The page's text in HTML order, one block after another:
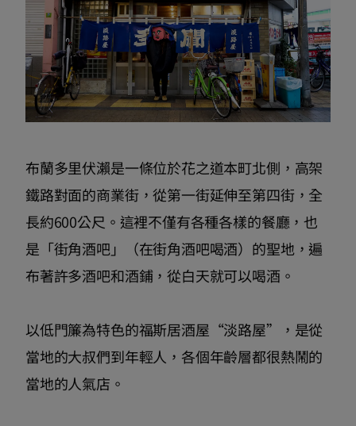
布蘭多里伏瀨是一條位於花之道本町北側，高架
鐵路對面的商業街，從第一街延伸至第四街，全
長約600公尺。這裡不僅有各種各樣的餐廳，也
是「街角酒吧」（在街角酒吧喝酒）的聖地，遍
布著許多酒吧和酒鋪，從白天就可以喝酒。
以低門簾為特色的福斯居酒屋“淡路屋”，是從
當地的大叔們到年輕人，各個年齡層都很熱鬧的
當地的人氣店。